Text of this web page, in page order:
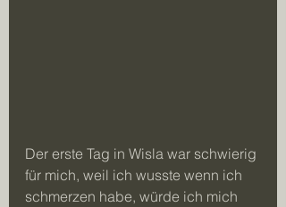
Der erste Tag in Wisla war schwierig
für mich, weil ich wusste wenn ich
schmerzen habe, würde ich mich